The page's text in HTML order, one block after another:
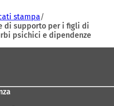
n
u
n
stampa
di supporto per i figli di
psichici e dipendenze